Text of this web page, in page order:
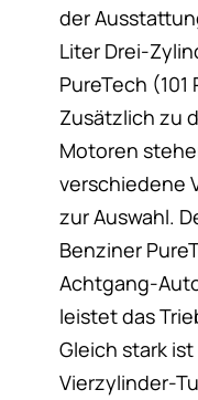
der
Liter Drei-
PureTech (101
Zusätzlich zu
Motoren
verschiedene
zur Auswahl.
Benziner
Achtgang-
leistet das
Gleich stark
Vierzylinder-